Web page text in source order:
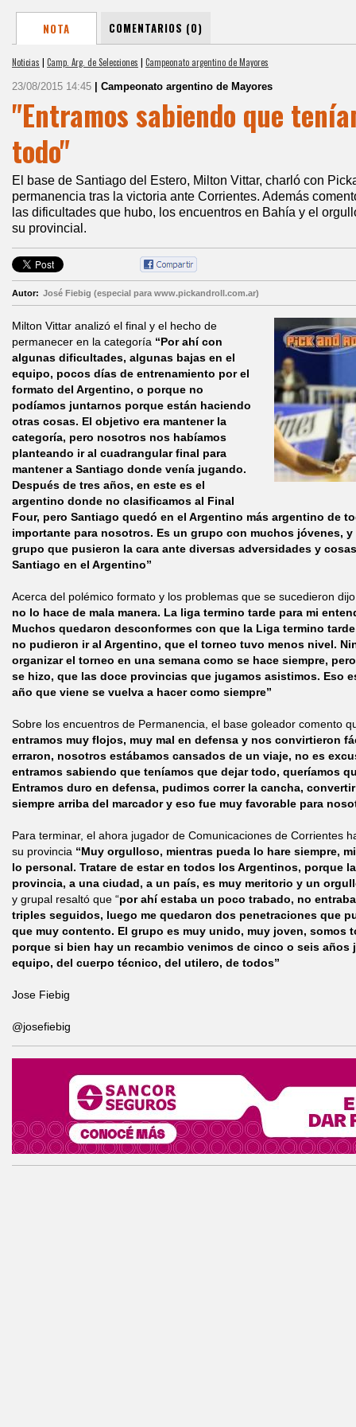
NOTA COMENTARIOS (0)
Noticias | Camp. Arg. de Selecciones | Campeonato argentino de Mayores
23/08/2015 14:45 | Campeonato argentino de Mayores
"Entramos sabiendo que
todo"
El base de Santiago del Estero, Milton Vittar, charló con
permanencia tras la victoria ante Corrientes. Además
las dificultades que hubo, los encuentros en Bahía y el
su provincial.
Autor: José Fiebig (especial para www.pickandroll.com.ar)
Milton Vittar analizó el final y el hecho de
permanecer en la categoría “Por ahí con
algunas dificultades, algunas bajas en el
equipo, pocos días de entrenamiento por el
formato del Argentino, o porque no
podíamos juntarnos porque están haciendo
otras cosas. El objetivo era mantener la
categoría, pero nosotros nos habíamos
planteando ir al cuadrangular final para
mantener a Santiago donde venía jugando.
Después de tres años, en este es el
argentino donde no clasificamos al Final
Four, pero Santiago quedó en el Argentino más argentino de
importante para nosotros. Es un grupo con muchos jóvenes,
grupo que pusieron la cara ante diversas adversidades y
Santiago en el Argentino”
Acerca del polémico formato y los problemas que se sucedieron
no lo hace de mala manera. La liga termino tarde para mi
Muchos quedaron desconformes con que la Liga termino
no pudieron ir al Argentino, que el torneo tuvo menos nivel.
organizar el torneo en una semana como se hace siempre,
se hizo, que las doce provincias que jugamos asistimos. Eso
año que viene se vuelva a hacer como siempre”
Sobre los encuentros de Permanencia, el base goleador comento
entramos muy flojos, muy mal en defensa y nos convirtieron
erraron, nosotros estábamos cansados de un viaje, no es
entramos sabiendo que teníamos que dejar todo, queríamos
Entramos duro en defensa, pudimos correr la cancha,
siempre arriba del marcador y eso fue muy favorable para
Para terminar, el ahora jugador de Comunicaciones de Corrientes
su provincia “Muy orgulloso, mientras pueda lo hare siempre,
lo personal. Tratare de estar en todos los Argentinos, porque
provincia, a una ciudad, a un país, es muy meritorio y un
y grupal resaltó que “por ahí estaba un poco trabado, no
triples seguidos, luego me quedaron dos penetraciones que
que muy contento. El grupo es muy unido, muy joven, somos
porque si bien hay un recambio venimos de cinco o seis
equipo, del cuerpo técnico, del utilero, de todos”
Jose Fiebig
@josefiebig